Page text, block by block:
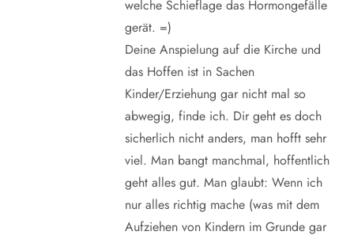
welche Schieflage das Hormongefälle
gerät. =)
Deine Anspielung auf die Kirche und
das Hoffen ist in Sachen
Kinder/Erziehung gar nicht mal so
abwegig, finde ich. Dir geht es doch
sicherlich nicht anders, man hofft sehr
viel. Man bangt manchmal, hoffentlich
geht alles gut. Man glaubt: Wenn ich
nur alles richtig mache (was mit dem
Aufziehen von Kindern im Grunde gar